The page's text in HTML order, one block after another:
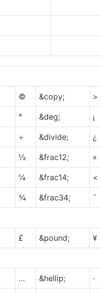
© &copy; >
° &deg; ¡
÷ &divide; ¿
½ &frac12; «
¼ &frac14; <
¾ &frac34; ¯
£ &pound; ¥
… &hellip; ·